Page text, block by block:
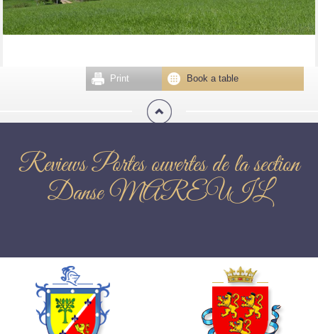
Book a table
Print
Reviews Portes ouvertes de la section
Danse MAREUIL